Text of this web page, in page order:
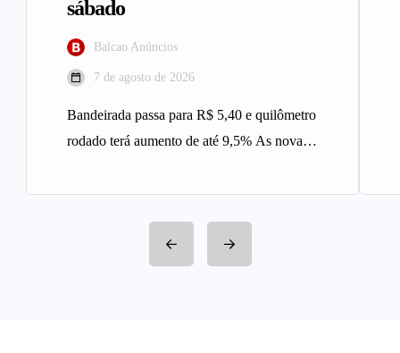
sábado
Balcao Anúncios
7 de agosto de 2026
Bandeirada passa para R$ 5,40 e quilômetro
rodado terá aumento de até 9,5% As novas